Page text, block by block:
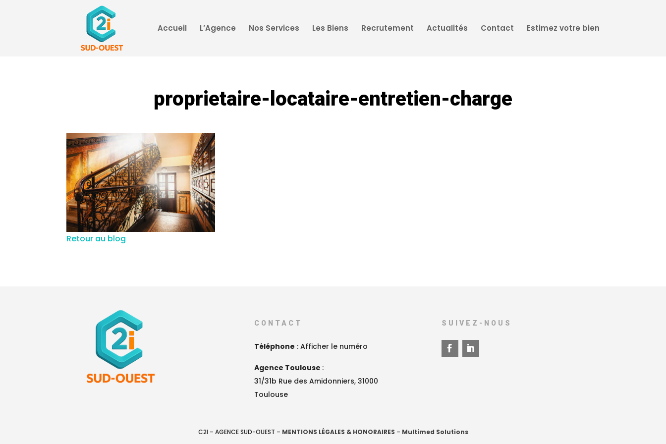
Accueil L’Agence Nos Services Les Biens Recrutement Actualités Contact Estimez votre bien
proprietaire-locataire-entretien-charge
Retour au blog
CONTACT
Téléphone : Afficher le numéro
Agence Toulouse :
31/31b Rue des Amidonniers, 31000
Toulouse
SUIVEZ-NOUS
C2I – AGENCE SUD-OUEST – MENTIONS LÉGALES & HONORAIRES – Multimed Solutions